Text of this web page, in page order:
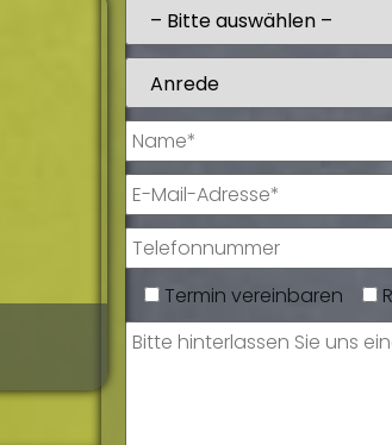
Ulrich Witte
Termin vereinbaren